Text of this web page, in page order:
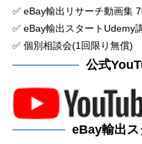
✅ eBay輸出リサーチ動画集
✅ eBay輸出スタートUdemy
✅ 個別相談会(1回限り無償)
公式
eBay輸出ス